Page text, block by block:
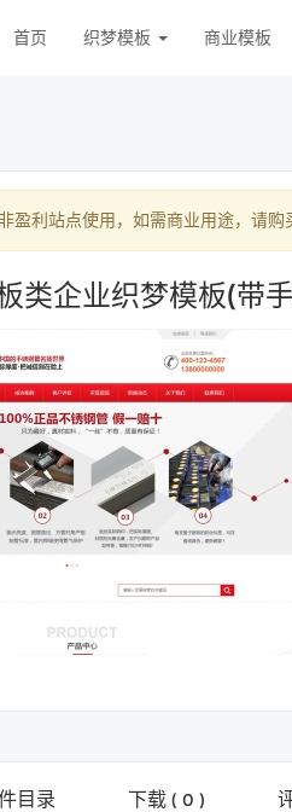
首页 织梦模板 商业模板
盈利站点使用，如需商业用途，
类企业织梦模板(带
目录 下载 ( 0 )